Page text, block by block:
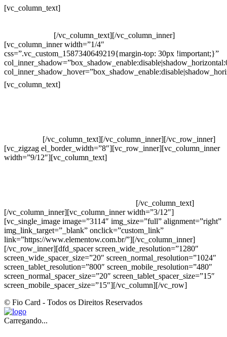
[vc_column_text]
[/vc_column_text][/vc_column_inner]
[vc_column_inner width=”1/4″
css=”.vc_custom_1587340649219{margin-top: 30px !important;}”
[vc_column_text]
[/vc_column_text][/vc_column_inner][/vc_row_inner]
[vc_zigzag el_border_width=”8″][vc_row_inner][vc_column_inner
width=”9/12″][vc_column_text]
[/vc_column_text]
[/vc_column_inner][vc_column_inner width=”3/12″]
[vc_single_image image=”3114″ img_size=”full” alignment=”right”
img_link_target=”_blank” onclick=”custom_link”
link=”https://www.elementow.com.br/”][/vc_column_inner]
[/vc_row_inner][dfd_spacer screen_wide_resolution=”1280″
screen_wide_spacer_size=”20″ screen_normal_resolution=”1024″
screen_tablet_resolution=”800″ screen_mobile_resolution=”480″
screen_normal_spacer_size=”20″ screen_tablet_spacer_size=”15″
screen_mobile_spacer_size=”15″][/vc_column][/vc_row]
© Fio Card - Todos os Direitos Reservados
Carregando...